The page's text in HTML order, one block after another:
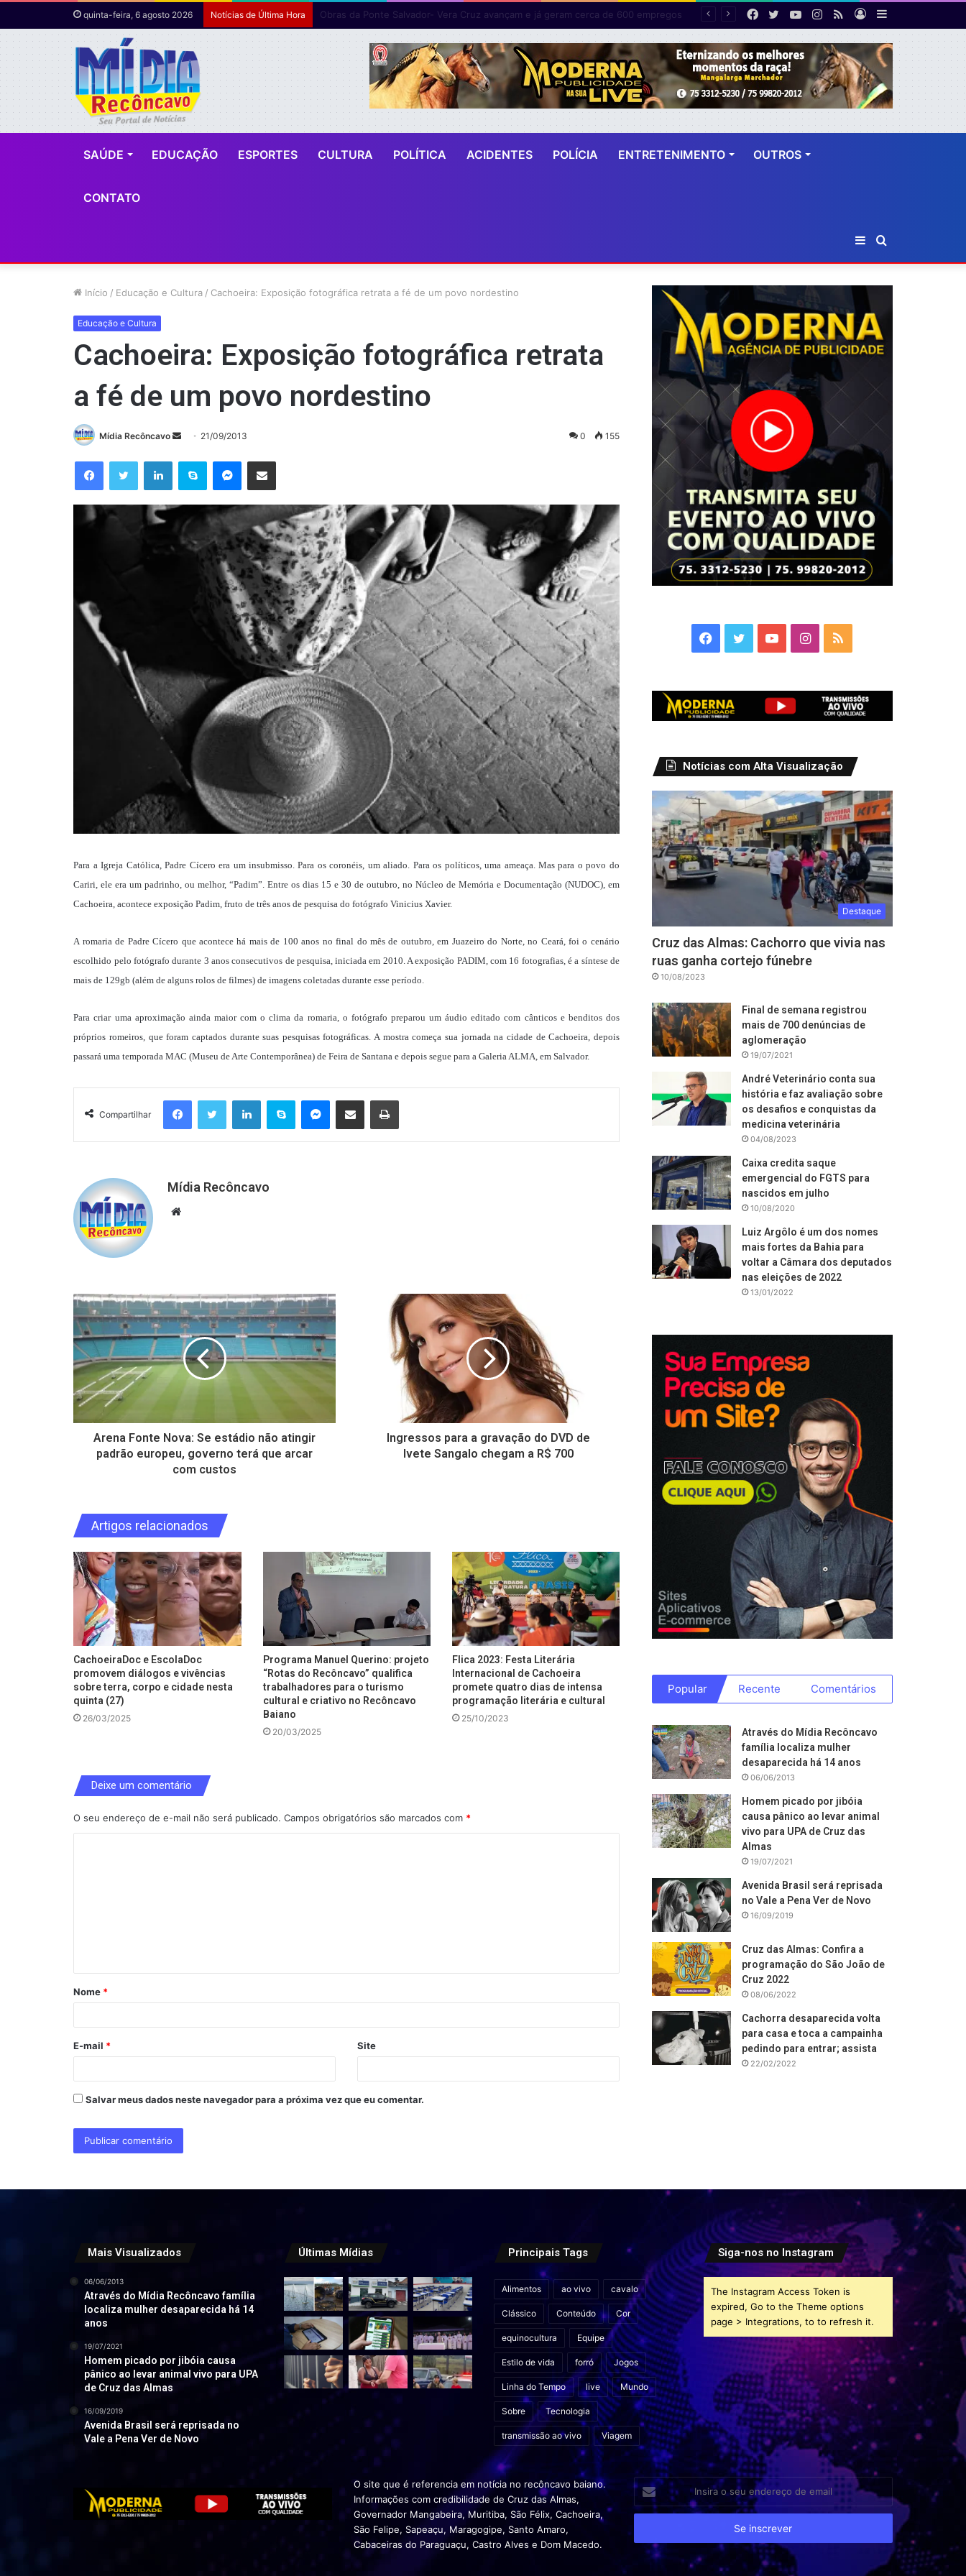
quinta-feira, 6 agosto 2026 Notícias de Última Hora
Barra
Lateral
Entrar
RSS
Instagram
YouTube
Twitter
Facebook
SAÚDE EDUCAÇÃO ESPORTES CULTURA POLÍTICA ACIDENTES POLÍCIA ENTRETENIMENTO OUTROS
CONTATO
por
Barra
Lateral
Início / Educação e Cultura / Cachoeira: Exposição fotográfica retrata a fé de um povo nordestino
Educação e Cultura
Cachoeira: Exposição fotográfica retrata
a fé de um povo nordestino
Mídia Recôncavo
Mande
e-
21/09/2013 0 155
FacebookTwitter LinkedinSkype Messenger
Compartilhar via e-mail
Para a Igreja Católica, Padre Cícero era um insubmisso. Para os coronéis, um aliado. Para os políticos, uma ameaça. Mas para o povo do
Cariri, ele era um padrinho, ou melhor, “Padim”. Entre os dias 15 e 30 de outubro, no Núcleo de Memória e Documentação (NUDOC), em
Cachoeira, acontece exposição Padim, fruto de três anos de pesquisa do fotógrafo Vinicius Xavier.
A romaria de Padre Cícero que acontece há mais de 100 anos no final do mês de outubro, em Juazeiro do Norte, no Ceará, foi o cenário
escolhido pelo fotógrafo durante 3 anos consecutivos de pesquisa, iniciada em 2010. A exposição PADIM, com 16 fotografias, é a síntese de
mais de 129gb (além de alguns rolos de filmes) de imagens coletadas durante esse período.
Para criar uma aproximação ainda maior com o clima da romaria, o fotógrafo preparou um áudio editado com cânticos e benditos dos
próprios romeiros, que foram captados durante suas pesquisas fotográficas. A mostra começa sua jornada na cidade de Cachoeira, depois
passará uma temporada MAC (Museu de Arte Contemporânea) de Feira de Santana e depois segue para a Galeria ALMA, em Salvador.
Compartilhar
FacebookTwitter LinkedinSkype Messenger
Compartilhar via e-mail Imprimir
Mídia Recôncavo
Website
Arena Fonte Nova: Se estádio não atingir
padrão europeu, governo terá que arcar
com custos
Ingressos para a gravação do DVD de
Ivete Sangalo chegam a R$ 700
Artigos relacionados
CachoeiraDoc e EscolaDoc
promovem diálogos e vivências
sobre terra, corpo e cidade nesta
quinta (27)
26/03/2025
Programa Manuel Querino: projeto
“Rotas do Recôncavo” qualifica
trabalhadores para o turismo
cultural e criativo no Recôncavo
Baiano
20/03/2025
Flica 2023: Festa Literária
Internacional de Cachoeira
promete quatro dias de intensa
programação literária e cultural
25/10/2023
Deixe um comentário
O seu endereço de e-mail não será publicado. Campos obrigatórios são marcados com *
á
r
*
Nome *
E-mail * Site
Salvar meus dados neste navegador para a próxima vez que eu comentar.
Facebook
TwitterYouTubeInstagram
RSS
Notícias com Alta Visualização
Destaque
Cruz das Almas: Cachorro que vivia nas
ruas ganha cortejo fúnebre
10/08/2023
Final de semana registrou
mais de 700 denúncias de
aglomeração
19/07/2021
André Veterinário conta sua
história e faz avaliação sobre
os desafios e conquistas da
medicina veterinária
04/08/2023
Caixa credita saque
emergencial do FGTS para
nascidos em julho
10/08/2020
Luiz Argôlo é um dos nomes
mais fortes da Bahia para
voltar a Câmara dos deputados
nas eleições de 2022
13/01/2022
Popular Recente Comentários
Através do Mídia Recôncavo
família localiza mulher
desaparecida há 14 anos
06/06/2013
Homem picado por jibóia
causa pânico ao levar animal
vivo para UPA de Cruz das
Almas
19/07/2021
Avenida Brasil será reprisada
no Vale a Pena Ver de Novo
16/09/2019
Cruz das Almas: Confira a
programação do São João de
Cruz 2022
08/06/2022
Cachorra desaparecida volta
para casa e toca a campainha
pedindo para entrar; assista
22/02/2022
Mais Visualizados
06/06/2013
Através do Mídia Recôncavo família
localiza mulher desaparecida há 14
anos
19/07/2021
Homem picado por jibóia causa
pânico ao levar animal vivo para UPA
de Cruz das Almas
16/09/2019
Avenida Brasil será reprisada no
Vale a Pena Ver de Novo
Últimas Mídias Principais Tags
Alimentos ao vivo cavalo
Clássico Conteúdo Cor
equinocultura Equipe
Estilo de vida forró Jogos
Linha do Tempo live Mundo
Sobre Tecnologia
transmissão ao vivo Viagem
Siga-nos no Instagram
The Instagram Access Token is
expired, Go to the Theme options
page > Integrations, to to refresh it.
O site que é referencia em notícia no recôncavo baiano.
Informações com credibilidade de Cruz das Almas,
Governador Mangabeira, Muritiba, São Félix, Cachoeira,
São Felipe, Sapeaçu, Maragogipe, Santo Amaro,
Cabaceiras do Paraguaçu, Castro Alves e Dom Macedo.
Insira
seu
de
email